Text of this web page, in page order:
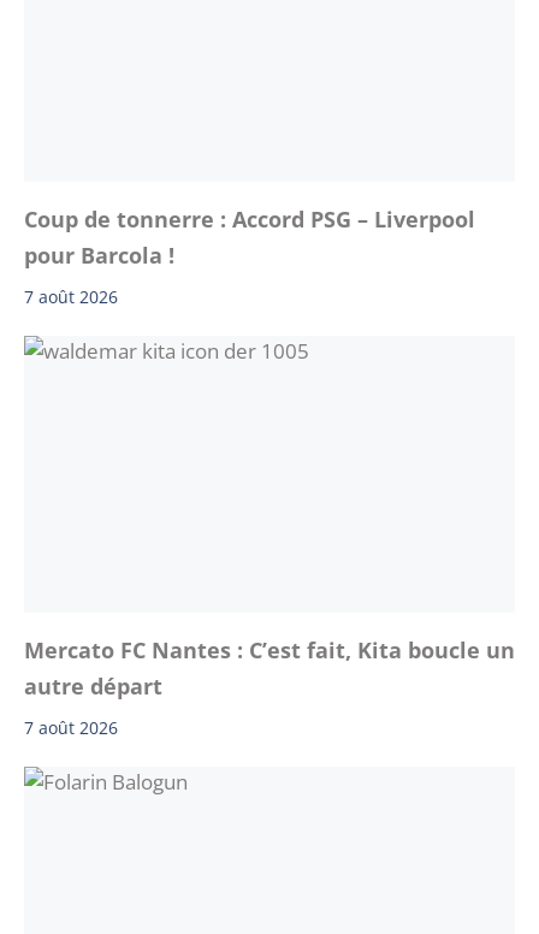
Coup de tonnerre : Accord PSG – Liverpool
pour Barcola !
7 août 2026
Mercato FC Nantes : C’est fait, Kita boucle un
autre départ
7 août 2026